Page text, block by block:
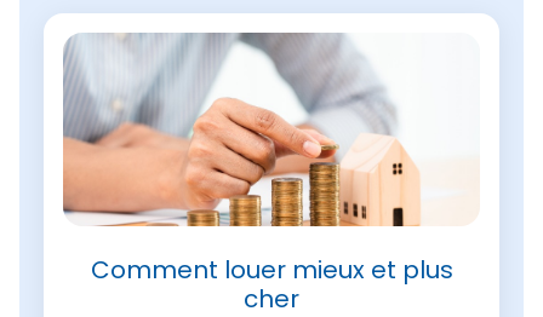
Comment louer mieux et plus
cher